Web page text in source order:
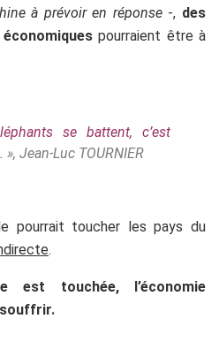
à prévoir en réponse -, des
pourraient être à
se battent, c’est
», Jean-Luc TOURNIER
pourrait toucher les pays du
.
est touchée, l’économie
souffrir.